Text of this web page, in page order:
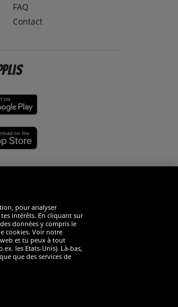
FAQ
Contact
pour analyser
intérêts. En cliquant sur
données y compris le
cookies. Voir notre
et tu peux à tout
les Etats-Unis). Là-bas,
que des services de